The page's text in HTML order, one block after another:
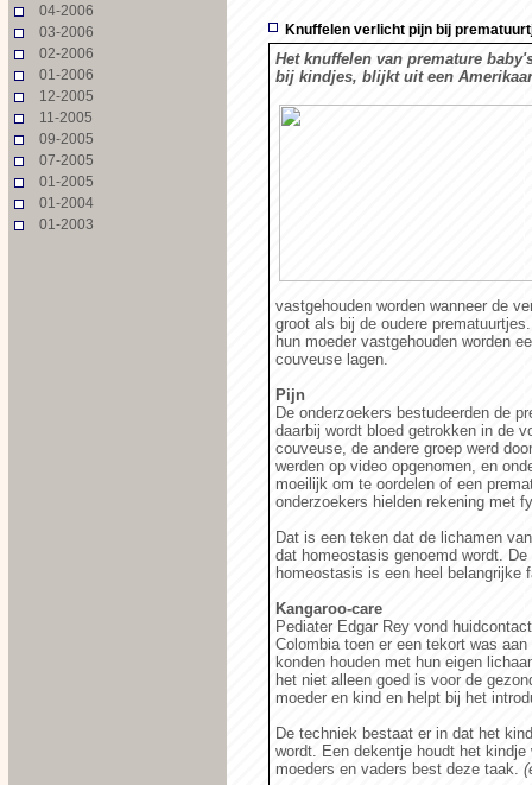
04-2006
03-2006
02-2006
01-2006
12-2005
11-2005
09-2005
07-2005
01-2005
01-2004
01-2003
Knuffelen verlicht pijn bij
Het knuffelen van premature
bij kindjes, blijkt uit een
vastgehouden worden wanneer de
groot als bij de oudere
hun moeder vastgehouden worden
couveuse lagen.
Pijn
De onderzoekers bestudeerden de
daarbij wordt bloed getrokken in de
couveuse, de andere groep werd
werden op video opgenomen, en
moeilijk om te oordelen of een
onderzoekers hielden rekening met
Dat is een teken dat de lichamen
dat homeostasis genoemd wordt.
homeostasis is een heel belangrijke
Kangaroo-care
Pediater Edgar Rey vond
Colombia toen er een tekort was
konden houden met hun eigen
het niet alleen goed is voor de
moeder en kind en helpt bij het
De techniek bestaat er in dat het
wordt. Een dekentje houdt het
moeders en vaders best deze taak.